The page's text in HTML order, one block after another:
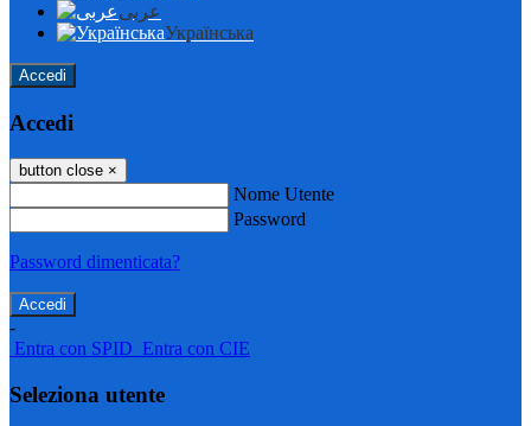
عربى
Українська
Accedi
Accedi
button close ×
Nome Utente
Password
Password dimenticata?
-
Entra con SPID Entra con CIE
Seleziona utente